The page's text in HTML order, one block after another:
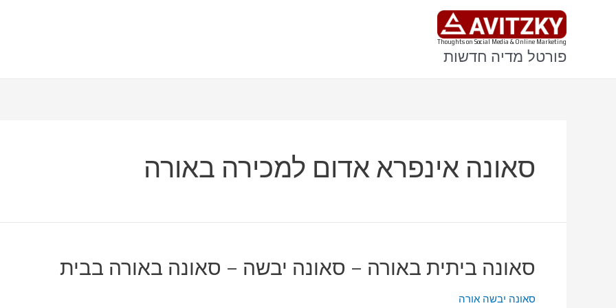
Thoughts on Social Media & Online Marketing
פורטל מדיה חדשות
סאונה אינפרא אדום למכירה באורה
סאונה ביתית באורה – סאונה יבשה – סאונה באורה בבית
סאונה יבשה אורה